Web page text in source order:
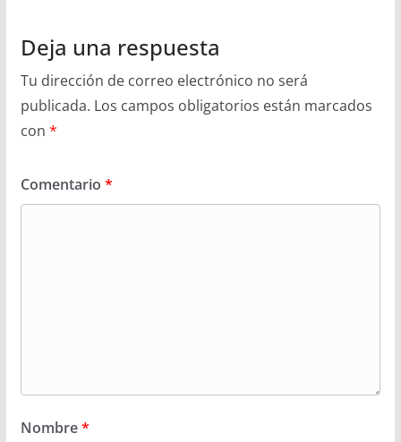
Deja una respuesta
Tu dirección de correo electrónico no será
publicada. Los campos obligatorios están marcados
con *
Comentario *
Nombre*